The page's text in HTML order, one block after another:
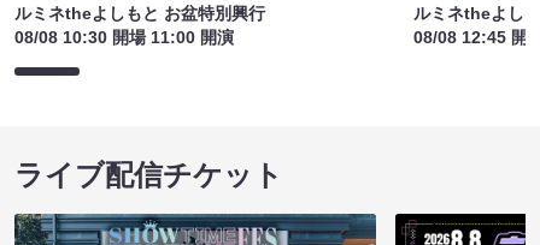
ルミネtheよしもと お盆特別興行
08/08 10:30 開場 11:00 開演
ルミネtheよし
08/08 12:45 開
ライブ配信チケット